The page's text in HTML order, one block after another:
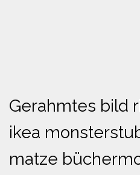
Gerahmtes bild
ikea
matze